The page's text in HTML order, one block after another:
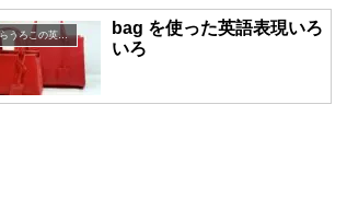
目からうろこの英語表現
bag を使った英語表現いろ
いろ